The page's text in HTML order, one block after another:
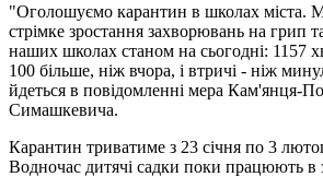
"Оголошуємо карантин в школах міста.
стрімке зростання захворювань на грип
наших школах станом на сьогодні: 1157
100 більше, ніж вчора, і втричі - ніж
йдеться в повідомленні мера Кам'янця-
Симашкевича.
Карантин триватиме з 23 січня по 3
Водночас дитячі садки поки працюють в